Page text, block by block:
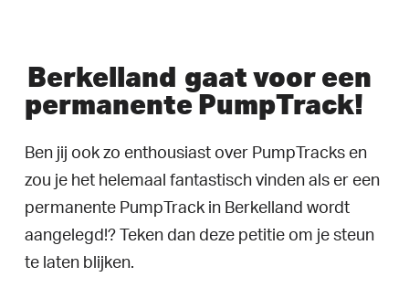
Berkelland gaat voor een
permanente PumpTrack!
Ben jij ook zo enthousiast over PumpTracks en
zou je het helemaal fantastisch vinden als er een
permanente PumpTrack in Berkelland wordt
aangelegd!? Teken dan deze petitie om je steun
te laten blijken.